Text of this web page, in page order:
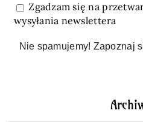
Zgadzam się na
wysyłania newslettera
Nie spamujemy! Zapoznaj